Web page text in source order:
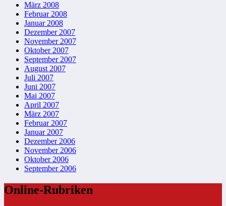
März 2008
Februar 2008
Januar 2008
Dezember 2007
November 2007
Oktober 2007
September 2007
August 2007
Juli 2007
Juni 2007
Mai 2007
April 2007
März 2007
Februar 2007
Januar 2007
Dezember 2006
November 2006
Oktober 2006
September 2006
Online-Rubriken